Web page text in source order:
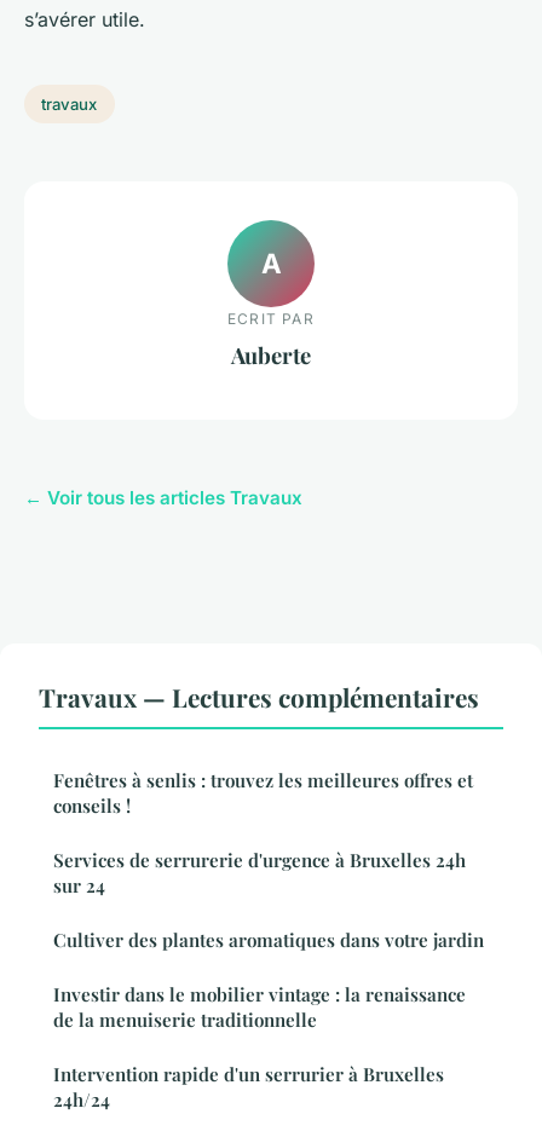
s’avérer utile.
travaux
A
ECRIT PAR
Auberte
← Voir tous les articles Travaux
Travaux — Lectures complémentaires
Fenêtres à senlis : trouvez les meilleures offres et
conseils !
Services de serrurerie d'urgence à Bruxelles 24h
sur 24
Cultiver des plantes aromatiques dans votre jardin
Investir dans le mobilier vintage : la renaissance
de la menuiserie traditionnelle
Intervention rapide d'un serrurier à Bruxelles
24h/24